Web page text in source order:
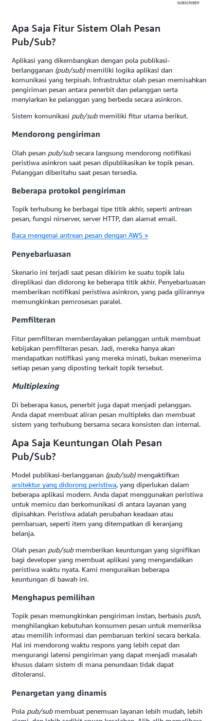
Apa Saja Fitur Sistem Olah Pesan
Pub/Sub?
Aplikasi yang dikembangkan dengan pola publikasi-
berlangganan (pub/sub)memiliki logika aplikasi dan
komunikasi yang terpisah. Infrastruktur olah pesan memisahkan
pengiriman pesan antara penerbit dan pelanggan serta
menyiarkan ke pelanggan yang berbeda secara asinkron.
Sistem komunikasi pub/submemiliki fitur utama berikut.
Mendorong pengiriman
Olah pesan pub/subsecara langsung mendorong notifikasi
peristiwa asinkron saat pesan dipublikasikan ke topik pesan.
Pelanggan diberitahu saat pesan tersedia.
Beberapa protokol pengiriman
Topik terhubung ke berbagai tipe titik akhir, seperti antrean
pesan, fungsi nirserver, server HTTP, dan alamat email.
Baca mengenai antrean pesan dengan AWS »
Penyebarluasan
Skenario ini terjadi saat pesan dikirim ke suatu topik lalu
direplikasi dan didorong ke beberapa titik akhir. Penyebarluasan
memberikan notifikasi peristiwa asinkron, yang pada gilirannya
memungkinkan pemrosesan paralel.
Pemfilteran
Fitur pemfilteran memberdayakan pelanggan untuk membuat
kebijakan pemfilteran pesan. Jadi, mereka hanya akan
mendapatkan notifikasi yang mereka minati, bukan menerima
setiap pesan yang diposting terkait topik tersebut.
Multiplexing
Di beberapa kasus, penerbit juga dapat menjadi pelanggan.
Anda dapat membuat aliran pesan multipleks dan membuat
sistem yang terhubung bersama secara konsisten dan internal.
Apa Saja Keuntungan Olah Pesan
Pub/Sub?
Model publikasi-berlangganan (pub/sub) mengaktifkan
arsitektur yang didorong peristiwa, yang diperlukan dalam
beberapa aplikasi modern. Anda dapat menggunakan peristiwa
untuk memicu dan berkomunikasi di antara layanan yang
dipisahkan. Peristiwa adalah perubahan keadaan atau
pembaruan, seperti item yang ditempatkan di keranjang
belanja.
Olah pesan pub/submemberikan keuntungan yang signifikan
bagi developer yang membuat aplikasi yang mengandalkan
peristiwa waktu nyata. Kami menguraikan beberapa
keuntungan di bawah ini.
Menghapus pemilihan
Topik pesan memungkinkan pengiriman instan, berbasis push,
menghilangkan kebutuhan konsumen pesan untuk memeriksa
atau memilih informasi dan pembaruan terkini secara berkala.
Hal ini mendorong waktu respons yang lebih cepat dan
mengurangi latensi pengiriman yang dapat menjadi masalah
khusus dalam sistem di mana penundaan tidak dapat
ditoleransi.
Penargetan yang dinamis
Pola pub/submembuat penemuan layanan lebih mudah, lebih